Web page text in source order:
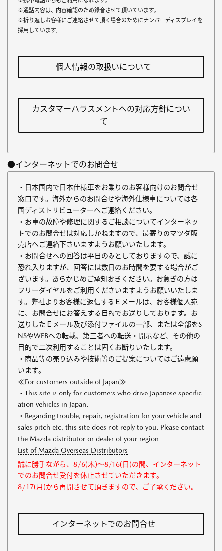
※通話内容は、内容確認のため録音させて頂いています。
※折り返しお客様にご連絡させて頂く場合のためにナンバーディスプレイを
採用しています。
個人情報の取扱いについて
カスタマーハラスメントへの対応方針につい
て
●インターネットでのお問合せ
・日本国内で日本仕様車をお乗りのお客様向けのお問合せ
窓口です。海外からのお問合せや海外仕様車については各
国ディストリビューターへご連絡ください。
・お車の故障や修理に関するご相談についてインターネッ
トでのお問合せは対応しかねますので、最寄りのマツダ販
売店へご連絡下さいますようお願いいたします。
・お問合せへの回答は平日のみとしておりますので、誠に
恐れ入りますが、回答には数日のお時間を要する場合がご
ざいます。あらかじめご承知おきください。お急ぎの方は
フリーダイヤルをご利用くださいますようお願いいたしま
す。弊社よりお客様に返信するＥメールは、お客様個人宛
に、お問合せにお答えする目的でお送りしております。お
送りしたＥメール及び添付ファイルの一部、または全部をS
NSやWEBへの転載、第三者への転送・開示など、その他の
目的で二次利用することは固くお断りいたします。
・商品等の売り込みや技術等のご提案についてはご遠慮願
います。
≪For customers outside of Japan≫
・This site is only for customers who drive Japanese specific
ation vehicles in Japan.
・Regarding trouble, repair, registration for your vehicle and
sales pitch etc, this site does not reply to you. Please contact
the Mazda distributor or dealer of your region.
List of Mazda Overseas Distributors
誠に勝手ながら、8/6(木)～8/16(日)の間、インターネット
でのお問合せ受付を休止させていただきます。
8/17(月)から再開させて頂きますので、ご了承ください。
インターネットでのお問合せ